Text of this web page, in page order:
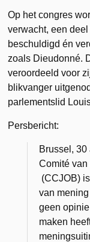
Op het congres
verwacht, een
beschuldigd én
zoals Dieudonné.
veroordeeld voor
blikvanger
parlementslid
Persbericht:
Brussel,
Comité
(CCJOB)
van
geen
maken